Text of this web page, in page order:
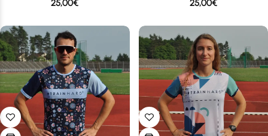
25,00€ 25,00€